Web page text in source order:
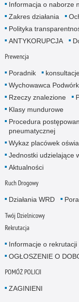
Informacja o naborze
Zakres działania
Polityka
ANTYKORUPCJA
Prewencja
Poradnik
Wychowawca
Rzeczy znalezione
Klasy mundurowe
Procedura
pneumatycznej
Wykaz placówek
Jednostki udzielające
Aktualności
Ruch Drogowy
Działania WRD
Twój Dzielnicowy
Rekrutacja
Informacje o rekrutacji
OGŁOSZENIE O
POMÓŻ POLICJI
ZAGINIENI